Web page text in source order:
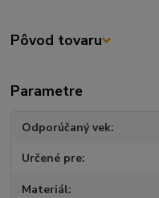
Pôvod tovaru
Parametre
Odporúčaný vek
Určené pre
Materiál